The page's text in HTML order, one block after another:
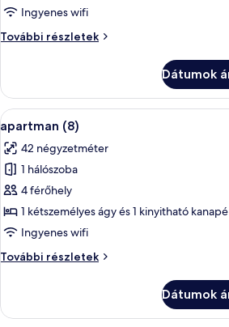
Deluxe
(29)
Ingyenes wifi
További részletek
Deluxe
részletei
Dátumok
A
következő
szoba
összes
képének
megtekintése:
apartman
Egy
10
apartman (8)
42 négyzetméter
1 hálószoba
4 férőhely
1 kétszemélyes ágy és 1 kinyitható
Ingyenes wifi
További részletek
apartman
Dátumok